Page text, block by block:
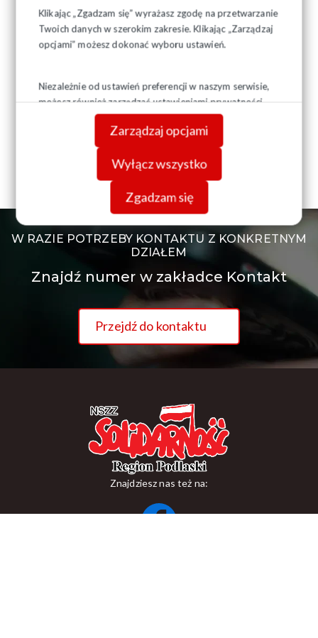
Klikając „Zgadzam się” wyrażasz zgodę na przetwarzanie
Twoich danych w szerokim zakresie. Klikając „Zarządzaj
opcjami” możesz dokonać wyboru ustawień.
Niezależnie od ustawień preferencji w naszym serwisie,
możesz również zarządzać ustawieniami prywatności
swojej przeglądarki. Więcej informacji o przetwarzaniu
danych znajdziesz wPolityce prywatności.
Zarządzaj opcjami
Wyłącz wszystko
Zgadzam się
W RAZIE POTRZEBY KONTAKTU Z KONKRETNYM
DZIAŁEM
Znajdź numer w zakładce Kontakt
Przejdź do kontaktu
Znajdziesz nas też na: